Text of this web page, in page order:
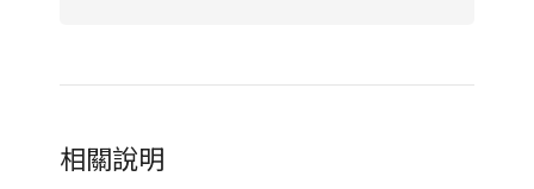
相關說明